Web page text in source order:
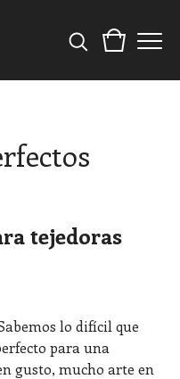
tejedoras
lo difícil que
para una
gusto, mucho arte en